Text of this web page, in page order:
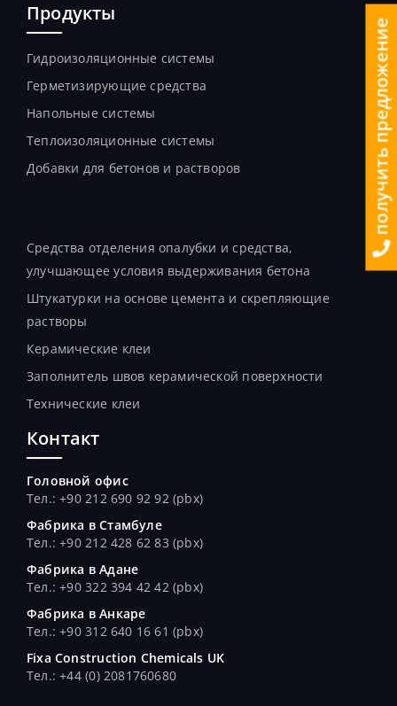
Продукты
Гидроизоляционные системы
Герметизирующие средства
Напольные системы
Теплоизоляционные системы
Добавки для бетонов и растворов
Средства отделения опалубки и средства,
улучшающее условия выдерживания бетона
Штукатурки на основе цемента и скрепляющие
растворы
Керамические клеи
Заполнитель швов керамической поверхности
Технические клеи
Контакт
Головной офис
Тел.: +90 212 690 92 92 (pbx)
Фабрика в Стамбуле
Тел.: +90 212 428 62 83 (pbx)
Фабрика в Адане
Тел.: +90 322 394 42 42 (pbx)
Фабрика в Анкаре
Тел.: +90 312 640 16 61 (pbx)
Fixa Construction Chemicals UK
Тел.: +44 (0) 2081760680
получить предложение